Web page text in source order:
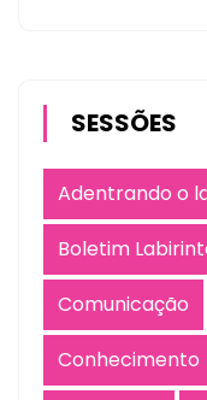
SESSÕES
Adentrando o
Boletim
Comunicação
Conhecimento